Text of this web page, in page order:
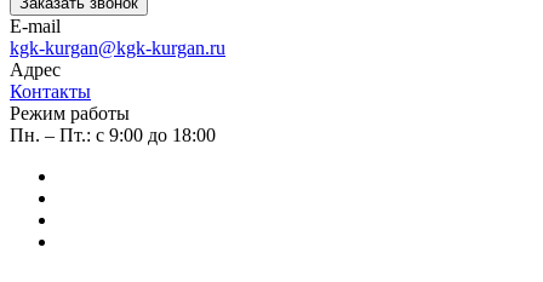
E-mail
kgk-kurgan@kgk-kurgan.ru
Адрес
Контакты
Режим работы
Пн. – Пт.: с 9:00 до 18:00